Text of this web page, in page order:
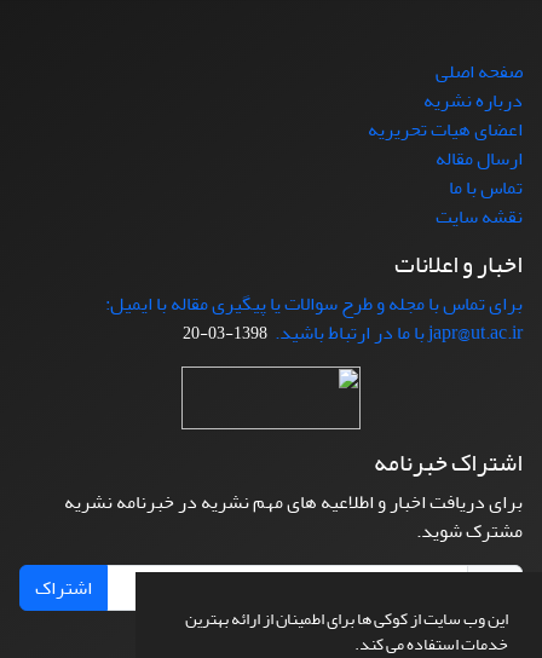
این وب سایت از کوکی ها برای اطمینان از ارائه بهترین
خدمات استفاده می کند.
صفحه اصلی
درباره نشریه
اعضای هیات تحریریه
ارسال مقاله
تماس با ما
نقشه سایت
اخبار و اعلانات
برای تماس با مجله و طرح سوالات یا پیگیری مقاله با ایمیل:
japr@ut.ac.ir با ما در ارتباط باشید.
1398-03-20
اشتراک خبرنامه
برای دریافت اخبار و اطلاعیه های مهم نشریه در خبرنامه نشریه
مشترک شوید.
اشتراک